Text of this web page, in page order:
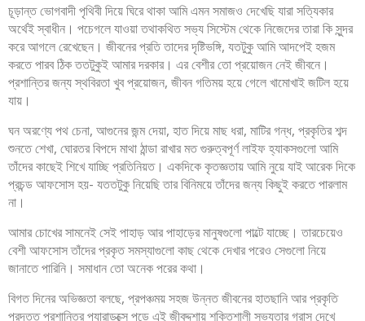
চূড়ান্ত ভোগবাদী পৃথিবী দিয়ে ঘিরে থাকা আমি এমন সমাজও দেখেছি যারা সত্যিকার
অর্থেই স্বাধীন। পচেগলে যাওয়া তথাকথিত সভ্য সিস্টেম থেকে নিজেদের তারা কি সুন্দর
করে আগলে রেখেছেন। জীবনের প্রতি তাদের দৃষ্টিভঙ্গি, যতটুকু আমি আদপেই হজম
করতে পারব ঠিক ততটুকুই আমার দরকার। এর বেশীর তো প্রয়োজন নেই জীবনে।
প্রশান্তির জন্য স্থবিরতা খুব প্রয়োজন, জীবন গতিময় হয়ে গেলে খামোখাই জটিল হয়ে
যায়।
ঘন অরণ্যে পথ চেনা, আগুনের জন্ম দেয়া, হাত দিয়ে মাছ ধরা, মাটির গন্ধ, প্রকৃতির শব্দ
শুনতে শেখা, ঘোরতর বিপদে মাথা ঠান্ডা রাখার মত গুরুত্বপূর্ণ লাইফ হ্যাকসগুলো আমি
তাঁদের কাছেই শিখে যাচ্ছি প্রতিনিয়ত। একদিকে কৃতজ্ঞতায় আমি নুয়ে যাই আরেক দিকে
প্রচন্ড আফসোস হয়- যততটুকু নিয়েছি তার বিনিময়ে তাঁদের জন্য কিছুই করতে পারলাম
না।
আমার চোখের সামনেই সেই পাহাড় আর পাহাড়ের মানুষগুলো পাল্টে যাচ্ছে। তারচেয়েও
বেশী আফসোস তাঁদের প্রকৃত সমস্যাগুলো কাছ থেকে দেখার পরেও সেগুলো নিয়ে
জানাতে পারিনি। সমাধান তো অনেক পরের কথা।
বিগত দিনের অভিজ্ঞতা বলছে, প্রপঞ্চময় সহজ উন্নত জীবনের হাতছানি আর প্রকৃতি
প্রদত্ত প্রশান্তির প্যারাডক্সে পড়ে এই জীবদ্দশায় শক্তিশালী সভ্যতার গ্রাস দেখে